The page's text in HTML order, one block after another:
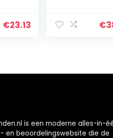
€23.13
min. looptijd
€
is een moderne alles-in-
en beoordelingswebsite die de